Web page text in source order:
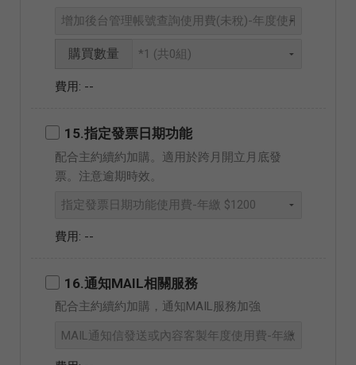
購買數量
--
15.指定發票日期功能
配合主約續約加購。適用於跨月開立月底發
票。注意逾期時效。
--
16.通知MAIL相關服務
配合主約續約加購，通知MAIL服務加強